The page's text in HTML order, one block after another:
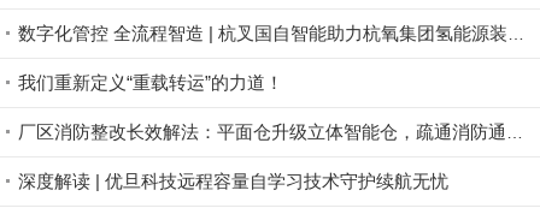
数字化管控 全流程智造 | 杭叉国自智能助力杭氧集团氢能源装备产业基地投运
我们重新定义“重载转运”的力道！
厂区消防整改长效解法：平面仓升级立体智能仓，疏通消防通道，一步完成厂区整改
深度解读 | 优旦科技远程容量自学习技术守护续航无忧